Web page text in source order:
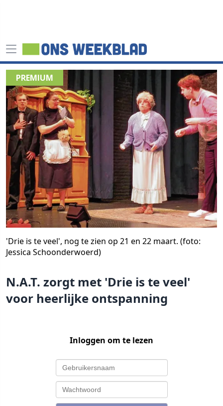
'Drie is te veel', nog te zien op 21 en 22 maart. (foto:
Jessica Schoonderwoerd)
N.A.T. zorgt met 'Drie is te veel'
voor heerlijke ontspanning
Inloggen om te lezen